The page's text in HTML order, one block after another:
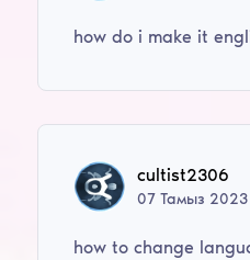
how do i make it
cultist2306
07Тамыз 2023
how to change